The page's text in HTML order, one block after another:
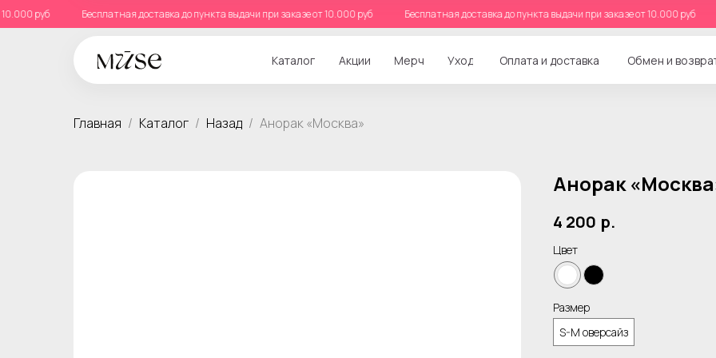
10.000 руб Бесплатная доставка до пункта выдачи при заказе от 10.000 руб Бесплатная доставка до пункта выдачи при заказе от 10.000 руб
Каталог Оплата и доставка Обмен и
Мерч
Акции Уход
Главная Каталог Назад Анорак «Москва»
Анорак
4 200 р.
Цвет
Размер
S-M оверсайз